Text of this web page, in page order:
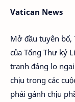
Vatican News
Mở đầu tuyên bố,
của Tổng Thư ký
tranh đáng lo
chịu trong các
phải gánh chịu